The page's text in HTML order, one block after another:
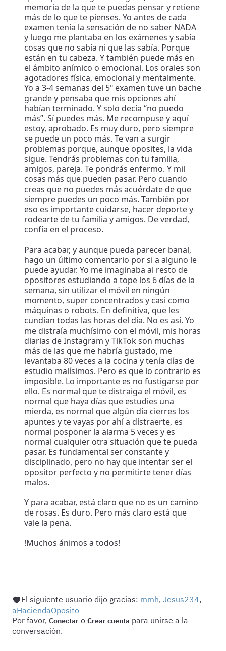
memoria de la que te puedas pensar y retiene
más de lo que te pienses. Yo antes de cada
examen tenía la sensación de no saber NADA
y luego me plantaba en los exámenes y sabía
cosas que no sabía ni que las sabía. Porque
están en tu cabeza. Y también puede más en
el ámbito anímico o emocional. Los orales son
agotadores física, emocional y mentalmente.
Yo a 3-4 semanas del 5º examen tuve un bache
grande y pensaba que mis opciones ahí
habían terminado. Y solo decía “no puedo
más”. Sí puedes más. Me recompuse y aquí
estoy, aprobado. Es muy duro, pero siempre
se puede un poco más. Te van a surgir
problemas porque, aunque oposites, la vida
sigue. Tendrás problemas con tu familia,
amigos, pareja. Te pondrás enfermo. Y mil
cosas más que pueden pasar. Pero cuando
creas que no puedes más acuérdate de que
siempre puedes un poco más. También por
eso es importante cuidarse, hacer deporte y
rodearte de tu familia y amigos. De verdad,
confía en el proceso.
Para acabar, y aunque pueda parecer banal,
hago un último comentario por si a alguno le
puede ayudar. Yo me imaginaba al resto de
opositores estudiando a tope los 6 días de la
semana, sin utilizar el móvil en ningún
momento, super concentrados y casi como
máquinas o robots. En definitiva, que les
cundían todas las horas del día. No es así. Yo
me distraía muchísimo con el móvil, mis horas
diarias de Instagram y TikTok son muchas
más de las que me habría gustado, me
levantaba 80 veces a la cocina y tenía días de
estudio malísimos. Pero es que lo contrario es
imposible. Lo importante es no fustigarse por
ello. Es normal que te distraiga el móvil, es
normal que haya días que estudies una
mierda, es normal que algún día cierres los
apuntes y te vayas por ahí a distraerte, es
normal posponer la alarma 5 veces y es
normal cualquier otra situación que te pueda
pasar. Es fundamental ser constante y
disciplinado, pero no hay que intentar ser el
opositor perfecto y no permitirte tener días
malos.
Y para acabar, está claro que no es un camino
de rosas. Es duro. Pero más claro está que
vale la pena.
!Muchos ánimos a todos!
El siguiente usuario dijo gracias: mmh, Jesus234,
aHaciendaOposito
Por favor, Conectar o Crear cuenta para unirse a la
conversación.